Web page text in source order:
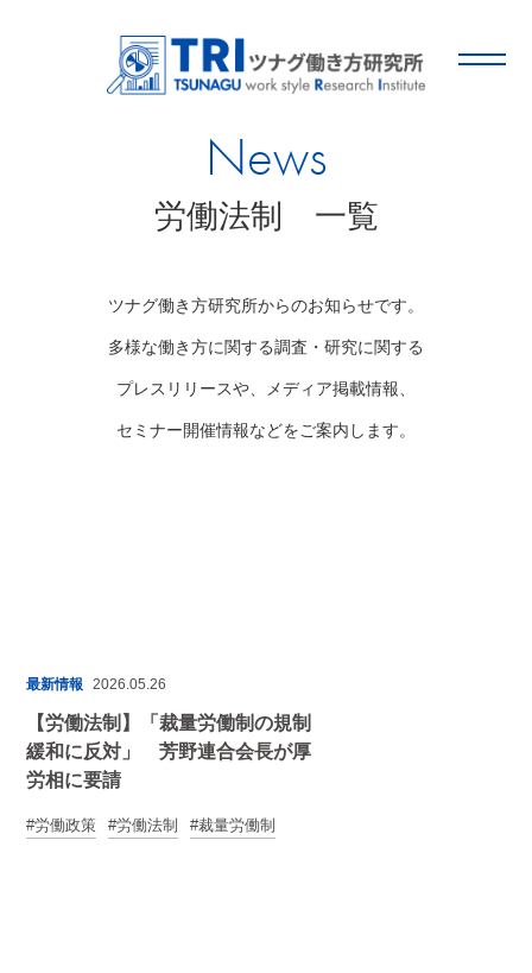
News
労働法制 一覧
ツナグ働き方研究所からのお知らせです。
多様な働き方に関する調査・研究に関する
プレスリリースや、メディア掲載情報、
セミナー開催情報などをご案内します。
最新情報 2026.05.26
【労働法制】「裁量労働制の規制
緩和に反対」 芳野連合会長が厚
労相に要請
労働政策 労働法制 裁量労働制